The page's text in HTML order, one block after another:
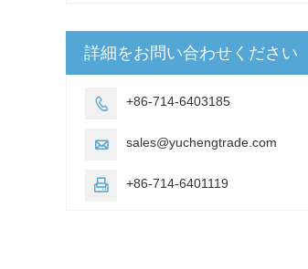
詳細をお問い合わせください
 +86-714-6403185
 sales@yuchengtrade.com
 +86-714-6401119